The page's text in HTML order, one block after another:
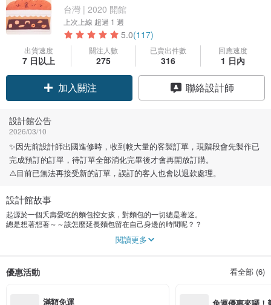
台灣 | 2020 開館
上次上線 超過 1 週
5.0(117)
出貨速度
7 日以上
關注人數
275
已賣出件數
316
回應速度
1 日內
加入關注 聯絡設計師
設計館公告
2026/03/10
✨因先前設計師出國進修時，收到較大量的客製訂單，現階段會先製作已
完成預訂的訂單，待訂單全部消化完畢後才會再開放訂購。
⚠️目前已無法再接受新的訂單，誤訂的客人也會以退款處理。
設計館故事
起源於一個夭壽愛吃的麵包控女孩，對麵包的一切總是著迷。
總是想著想著～～該怎麼延長麵包留在自己身邊的時間呢？？
於是，誕生了【玩玩，小食パン】。
每顆小食パン都是真正使用『 國產小麥麵粉＆天然酵母 』，全手工製作和烘烤而
閱讀更多
優惠活動 看全部 (6)
滿額免運